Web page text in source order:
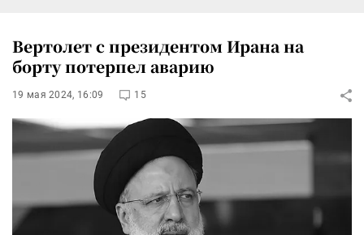
Вертолет с президентом Ирана на
борту потерпел аварию
19 мая 2024, 16:09 15